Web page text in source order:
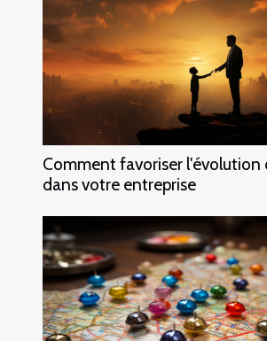
Comment favoriser l'évolution
dans votre entreprise